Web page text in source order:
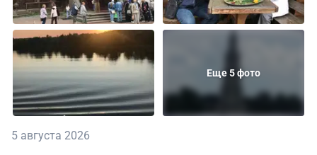
Еще 5 фото
5 августа 2026